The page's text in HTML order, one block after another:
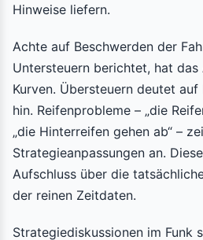
Hinweise liefern.
Achte auf Beschwerden der
Untersteuern berichtet, hat
Kurven. Übersteuern deutet
hin. Reifenprobleme – „die
„die Hinterreifen gehen ab“ –
Strategieanpassungen an.
Aufschluss über die
der reinen Zeitdaten.
Strategiediskussionen im Funk